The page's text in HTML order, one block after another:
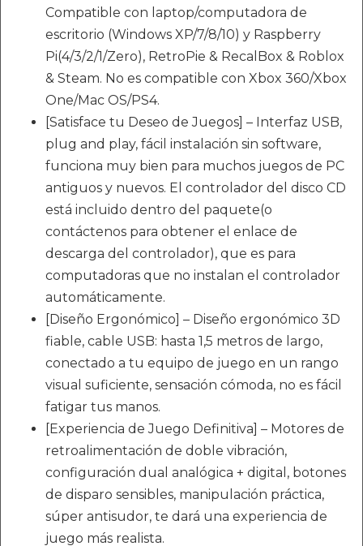
Compatible con laptop/computadora de
escritorio (Windows XP/7/8/10) y Raspberry
Pi(4/3/2/1/Zero), RetroPie & RecalBox & Roblox
& Steam. No es compatible con Xbox 360/Xbox
One/Mac OS/PS4.
[Satisface tu Deseo de Juegos] – Interfaz USB,
plug and play, fácil instalación sin software,
funciona muy bien para muchos juegos de PC
antiguos y nuevos. El controlador del disco CD
está incluido dentro del paquete(o
contáctenos para obtener el enlace de
descarga del controlador), que es para
computadoras que no instalan el controlador
automáticamente.
[Diseño Ergonómico] – Diseño ergonómico 3D
fiable, cable USB: hasta 1,5 metros de largo,
conectado a tu equipo de juego en un rango
visual suficiente, sensación cómoda, no es fácil
fatigar tus manos.
[Experiencia de Juego Definitiva] – Motores de
retroalimentación de doble vibración,
configuración dual analógica + digital, botones
de disparo sensibles, manipulación práctica,
súper antisudor, te dará una experiencia de
juego más realista.